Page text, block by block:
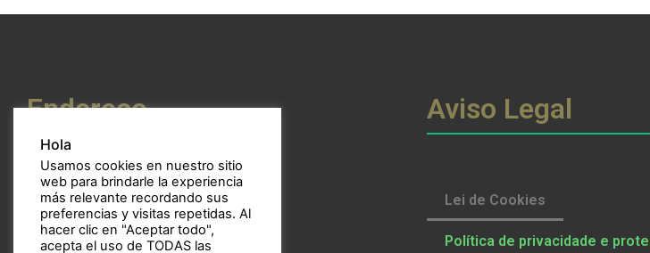
Endereço
Calle Mossén Febrer, 12 bajo
CP: 46017 – Valencia
Espanha
Aviso Legal
Lei de Cookies
Política de privacidade e
Hola
Usamos cookies en nuestro sitio
web para brindarle la experiencia
más relevante recordando sus
preferencias y visitas repetidas. Al
hacer clic en "Aceptar todo",
acepta el uso de TODAS las